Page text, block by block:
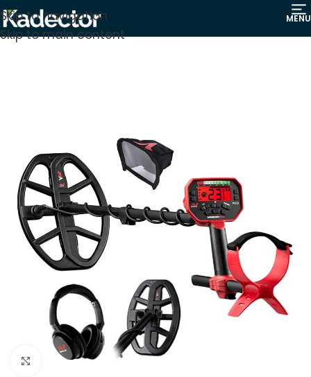
Skip to navigation
Skip to main content
MENU
Click to enlarge